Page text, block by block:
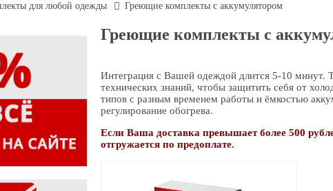
для любой одежды Греющие комплекты с аккумулятором
Греющие комплекты с
Интеграция с Вашей одеждой длится 5-10 минут.
технических знаний, чтобы защитить себя от
типов с разным временем работы и ёмкостью
регулирование обогрева.
Если Ваша доставка превышает более 500
отгружается по предоплате.